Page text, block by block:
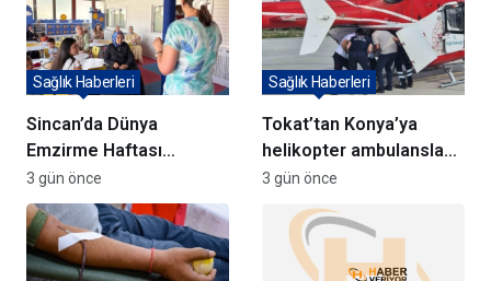
Sincan’da Dünya
Emzirme Haftası
Semineri Düzenlendi
Sağlık Haberleri
3 gün önce
Tokat’tan Konya’ya
helikopter ambulansla
hasta sevk edildi
Sağlık Haberleri
3 gün önce